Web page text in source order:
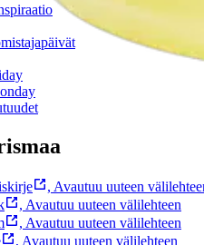
, Avautuu uuteen
, Avautuu uuteen välilehteen
, Avautuu uuteen välilehteen
, Avautuu uuteen välilehteen